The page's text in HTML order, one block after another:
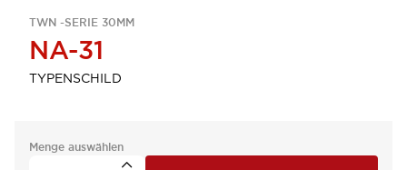
TWN -SERIE 30MM
NA-31
TYPENSCHILD
Menge auswählen